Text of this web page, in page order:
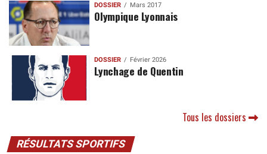
DOSSIER Mars 2017
Olympique Lyonnais
DOSSIER Février 2026
Lynchage de Quentin
Tous les dossiers
RÉSULTATS SPORTIFS